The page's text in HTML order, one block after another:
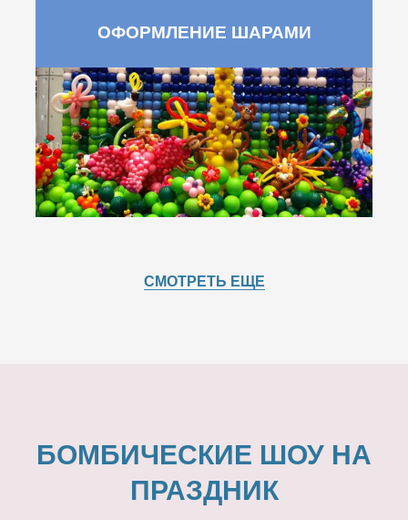
ОФОРМЛЕНИЕ ШАРАМИ
СМОТРЕТЬ ЕЩЕ
БОМБИЧЕСКИЕ ШОУ НА
ПРАЗДНИК